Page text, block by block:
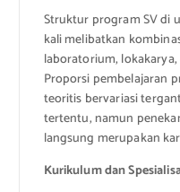
Struktur program SV di
kali melibatkan
laboratorium,
Proporsi pembelajaran
teoritis bervariasi
tertentu, namun
langsung merupakan
Kurikulum dan